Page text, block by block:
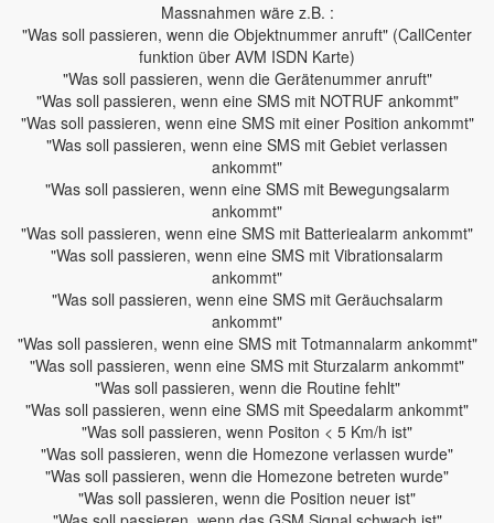
Massnahmen wäre z.B. :
"Was soll passieren, wenn die Objektnummer anruft" (CallCenter
funktion über AVM ISDN Karte)
"Was soll passieren, wenn die Gerätenummer anruft"
"Was soll passieren, wenn eine SMS mit NOTRUF ankommt"
"Was soll passieren, wenn eine SMS mit einer Position ankommt"
"Was soll passieren, wenn eine SMS mit Gebiet verlassen
ankommt"
"Was soll passieren, wenn eine SMS mit Bewegungsalarm
ankommt"
"Was soll passieren, wenn eine SMS mit Batteriealarm ankommt"
"Was soll passieren, wenn eine SMS mit Vibrationsalarm
ankommt"
"Was soll passieren, wenn eine SMS mit Geräuchsalarm
ankommt"
"Was soll passieren, wenn eine SMS mit Totmannalarm ankommt"
"Was soll passieren, wenn eine SMS mit Sturzalarm ankommt"
"Was soll passieren, wenn die Routine fehlt"
"Was soll passieren, wenn eine SMS mit Speedalarm ankommt"
"Was soll passieren, wenn Positon < 5 Km/h ist"
"Was soll passieren, wenn die Homezone verlassen wurde"
"Was soll passieren, wenn die Homezone betreten wurde"
"Was soll passieren, wenn die Position neuer ist"